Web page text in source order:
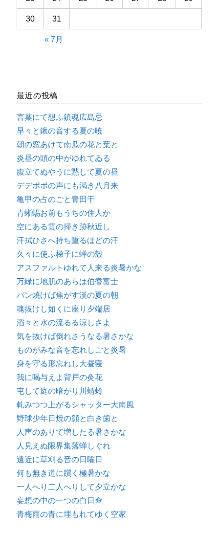
30 31
« 7月
最近の投稿
言葉にて想ふ鎮魂広島忌
早々と鍬の音する夏の暁
朝の窓あけて南瓜の花と葉と
炎昼の頭の中がゆれてゐる
腹立てぬやうに黙して夏の昼
デデポポの声にも渇き八月来
亀甲の占のごと青田干
青蜥蜴お前もうちの住人か
空にある雲の掃き跡秋近し
汗拭ひさへ持ち重るほどの汗
久々に使ふ梯子に蝉の殻
アスファルトゆれて人来る炎暑かな
万緑に地肌のあらは伯耆富士
パン焼けば焦がす漢の夏の朝
魂抜けし如くに座り夕端居
滔々と水の流るる涼しさよ
気を抜けば倒れさうなる暑さかな
ものがみな音を忘れしごと炎暑
身を守る形忘れし大昼寝
我に喝与えよ背戸の灸花
屯して庭の暗がり川蜻蛉
軋みつつ上がるシャッター大南風
野球少年日焼の顔と白き歯と
人声のありて増したる暑さかな
人見えぬ限界集落蝉しぐれ
遠近に草刈る音の日曜日
何も無き道に躓く極暑かな
一人へり二人へりして夕立かな
妄想の中の一つの白日傘
青梅雨の青に埋もれてゆく空家